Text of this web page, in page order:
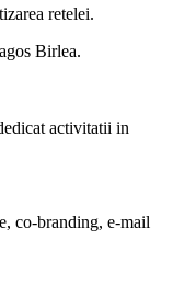
retelei.
Birlea.
activitatii in
co-branding, e-mail